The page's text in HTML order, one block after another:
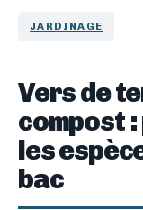
JARDINAGE
Vers de
compost
les
bac